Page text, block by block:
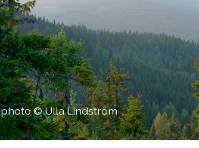
photo © Ulla Lindström